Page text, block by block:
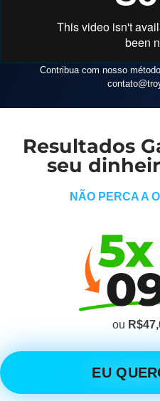
Contribua com nosso
contato
Resultados
seu
NÃO PERCA A
ou
EU